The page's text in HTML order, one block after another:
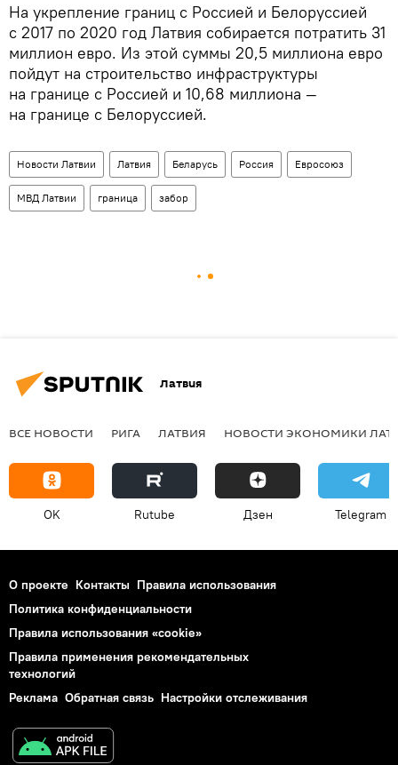
На укрепление границ с Россией и Белоруссией
с 2017 по 2020 год Латвия собирается потратить 31
миллион евро. Из этой суммы 20,5 миллиона евро
пойдут на строительство инфраструктуры
на границе с Россией и 10,68 миллиона —
на границе с Белоруссией.
Новости Латвии Латвия Беларусь Россия Евросоюз
МВД Латвии граница забор
Латвия
ВСЕ НОВОСТИ РИГА ЛАТВИЯ НОВОСТИ ЭКОНОМИКИ
OK Rutube Дзен Telegram
О проекте Контакты Правила использования
Политика конфиденциальности
Правила использования «cookie»
Правила применения рекомендательных
технологий
Реклама Обратная связь Настройки отслеживания